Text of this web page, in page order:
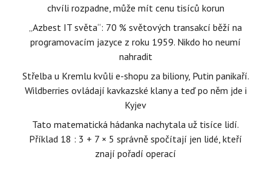
chvíli rozpadne, může mít cenu tisíců korun
„Azbest IT světa“: 70 % světových transakcí běží na
programovacím jazyce z roku 1959. Nikdo ho neumí
nahradit
Střelba u Kremlu kvůli e-shopu za biliony, Putin panikaří.
Wildberries ovládají kavkazské klany a teď po něm jde i
Kyjev
Tato matematická hádanka nachytala už tisíce lidí.
Příklad 18 : 3 + 7 × 5 správně spočítají jen lidé, kteří
znají pořadí operací